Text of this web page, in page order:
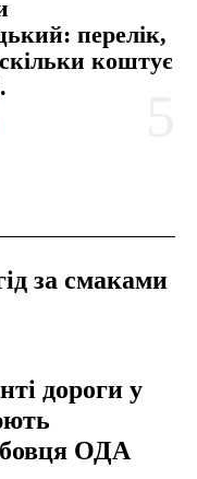
перелік,
коштує
за смаками
дороги у
ОДА